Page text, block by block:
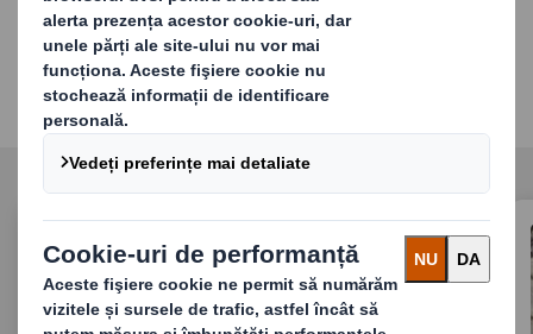
Descoperă soluțiile DS Smith pentru
reciclarea cartonului, hârtiei, materialelor
plastice și gestionarea totală a deșeurilor.